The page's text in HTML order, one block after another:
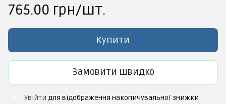
765.00 грн/шт.
Купити
Замовити швидко
Увійти для відображення накопичувальної знижки